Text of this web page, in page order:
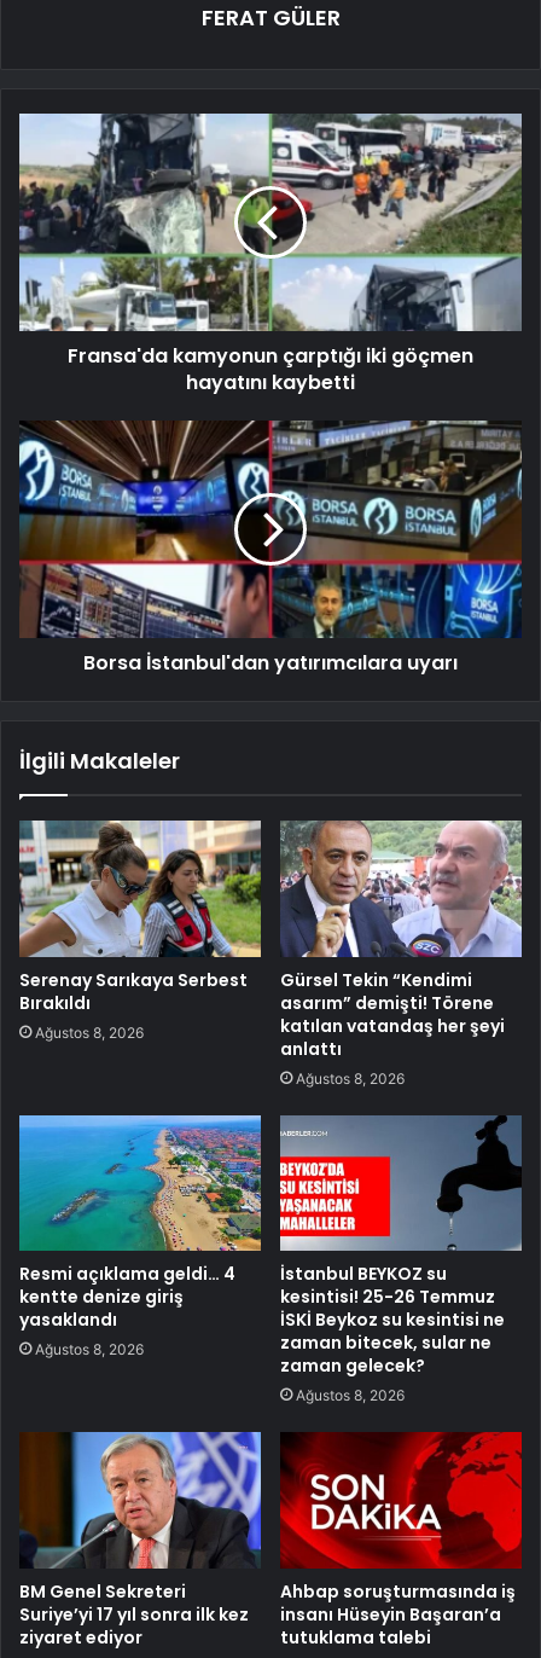
FERAT GÜLER
Fransa'da kamyonun çarptığı iki göçmen
hayatını kaybetti
Borsa İstanbul'dan yatırımcılara uyarı
İlgili Makaleler
Serenay Sarıkaya Serbest
Bırakıldı
Ağustos 8, 2026
Gürsel Tekin “Kendimi
asarım” demişti! Törene
katılan vatandaş her şeyi
anlattı
Ağustos 8, 2026
Resmi açıklama geldi… 4
kentte denize giriş
yasaklandı
Ağustos 8, 2026
İstanbul BEYKOZ su
kesintisi! 25-26 Temmuz
İSKİ Beykoz su kesintisi ne
zaman bitecek, sular ne
zaman gelecek?
Ağustos 8, 2026
BM Genel Sekreteri
Suriye’yi 17 yıl sonra ilk kez
ziyaret ediyor
Ahbap soruşturmasında iş
insanı Hüseyin Başaran’a
tutuklama talebi